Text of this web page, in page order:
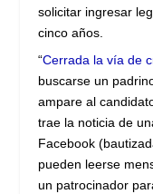
solicitar ingresar
cinco años.
“Cerrada la vía de
buscarse un
ampare al
trae la noticia de
Facebook
pueden leerse
un patrocinador